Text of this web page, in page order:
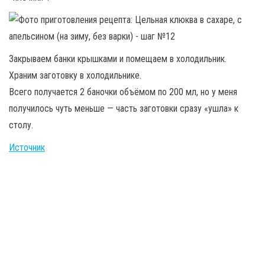
Закрываем банки крышками и помещаем в холодильник.
Храним заготовку в холодильнике.
Всего получается 2 баночки объёмом по 200 мл, но у меня
получилось чуть меньше — часть заготовки сразу «ушла» к
столу.
Источник